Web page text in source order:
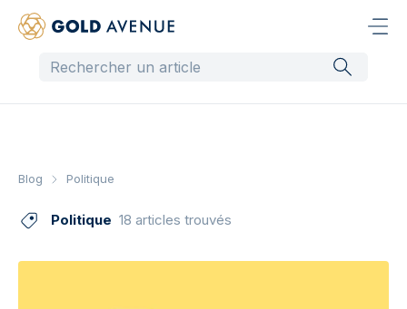
Blog Politique
Politique 18 articles trouvés